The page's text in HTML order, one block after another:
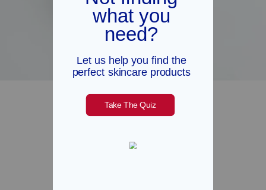
Recensioni dei clienti